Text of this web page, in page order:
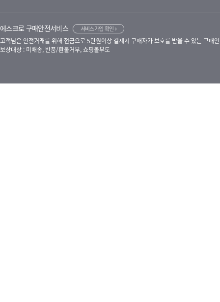
에스크로 구매안전서비스 서비스가입 확인
고객님은 안전거래를 위해 현금으로 5만원이상 결제시 구매자가 보호를 받을 수 있는 구매
보상대상 : 미배송, 반품/환불거부, 쇼핑몰부도